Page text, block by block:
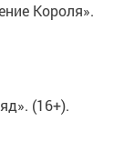
Короля».
(16+).